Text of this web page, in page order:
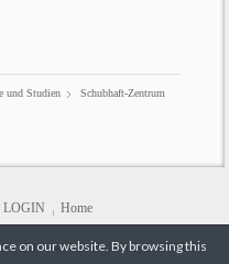
und Studien
Schubhaft-Zentrum
LOGIN Home
4, Tel.: +43/2236/908182, Fax DW 5
on our website. By browsing this